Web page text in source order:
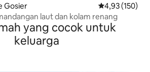
Gosier Nilai rata-rata
4,93 (150)
laut dan kolam renang
yang cocok untuk
keluarga